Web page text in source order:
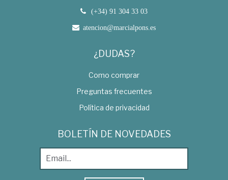
(+34) 91 304 33 03
atencion@marcialpons.es
¿DUDAS?
Como comprar
Preguntas frecuentes
Política de privacidad
BOLETÍN DE NOVEDADES